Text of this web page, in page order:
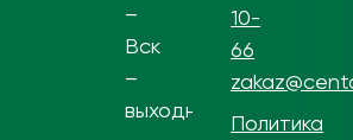
–
Вск
–
выходной
10-
66
Политика